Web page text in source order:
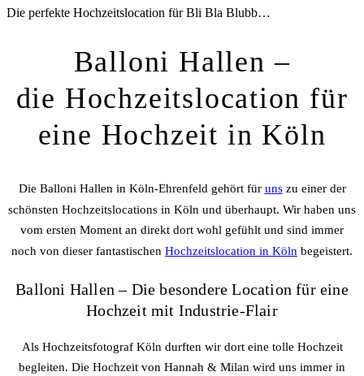
Die perfekte Hochzeitslocation für Bli Bla Blubb…
Balloni Hallen –
die Hochzeitslocation für
eine Hochzeit in Köln
Die Balloni Hallen in Köln-Ehrenfeld gehört für unszu einer der
schönsten Hochzeitslocations in Köln und überhaupt. Wir haben uns
vom ersten Moment an direkt dort wohl gefühlt und sind immer
noch von dieser fantastischen Hochzeitslocation in Köln begeistert.
Balloni Hallen – Die besondere Location für eine
Hochzeit mit Industrie-Flair
Als Hochzeitsfotograf Köln durften wir dort eine tolle Hochzeit
begleiten. Die Hochzeit von Hannah & Milan wird uns immer in